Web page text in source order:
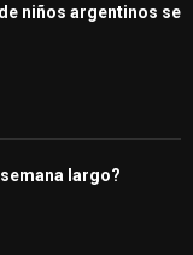
niños argentinos se
largo?